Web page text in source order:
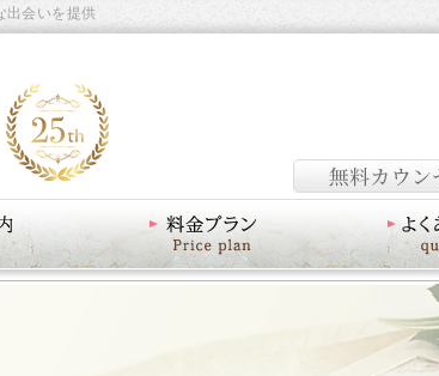
出会いを提供